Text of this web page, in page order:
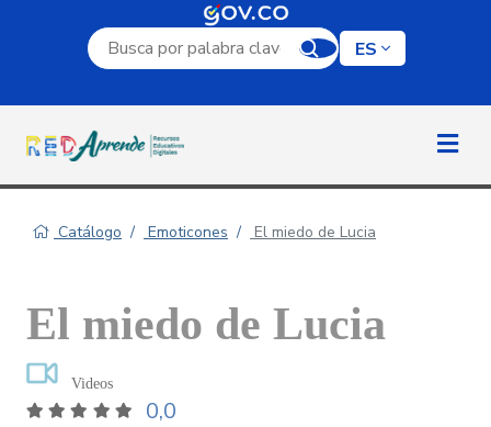
Campo de búsqueda por palabra clave
ES
Catálogo Emoticones El miedo de Lucia
El miedo de Lucia
Videos
0,0